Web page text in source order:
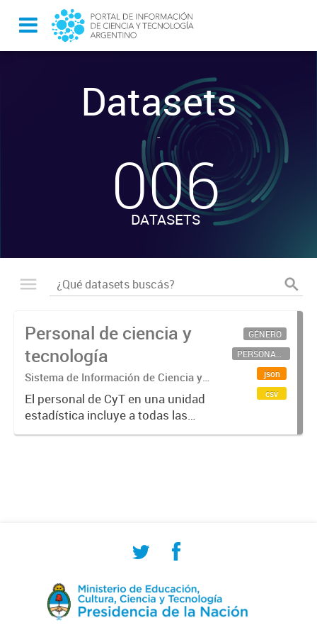
Datasets
-
006
DATASETS
Personal de ciencia y
tecnología
Sistema de Información de Ciencia y
Tecnología Argentino (SICYTAR)
El personal de CyT en una unidad
estadística incluye a todas las
personas involucradas
GÉNERO
PERSONAL CIENTÍFICO-TECNOLÓGICO
json
csv